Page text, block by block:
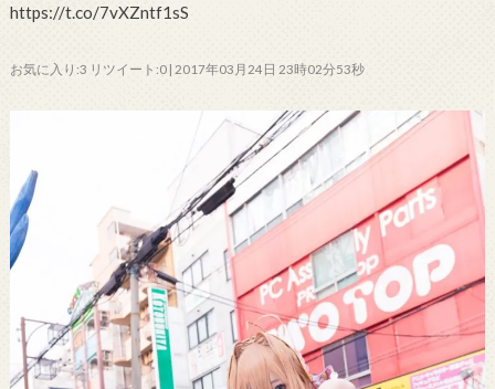
https://t.co/7vXZntf1sS
お気に入り:3 リツイート:0 | 2017年03月24日 23時02分53秒